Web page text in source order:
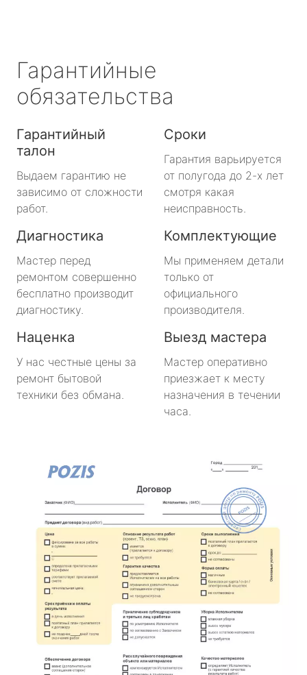
Гарантийные
обязательства
Гарантийный
талон
Выдаем гарантию не
зависимо от сложности
работ.
Сроки
Гарантия варьируется
от полугода до 2-х лет
смотря какая
неисправность.
Диагностика
Мастер перед
ремонтом совершенно
бесплатно производит
диагностику.
Комплектующие
Мы применяем детали
только от
официального
производителя.
Наценка
У нас честные цены за
ремонт бытовой
техники без обмана.
Выезд мастера
Мастер оперативно
приезжает к месту
назначения в течении
часа.